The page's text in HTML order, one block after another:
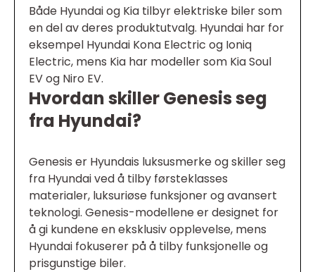
Både Hyundai og Kia tilbyr elektriske biler som
en del av deres produktutvalg. Hyundai har for
eksempel Hyundai Kona Electric og Ioniq
Electric, mens Kia har modeller som Kia Soul
EV og Niro EV.
Hvordan skiller Genesis seg
fra Hyundai?
Genesis er Hyundais luksusmerke og skiller seg
fra Hyundai ved å tilby førsteklasses
materialer, luksuriøse funksjoner og avansert
teknologi. Genesis-modellene er designet for
å gi kundene en eksklusiv opplevelse, mens
Hyundai fokuserer på å tilby funksjonelle og
prisgunstige biler.